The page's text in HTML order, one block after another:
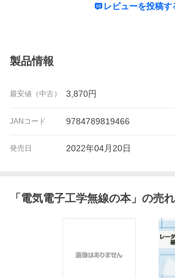
レビューを投稿す
製品情報
最安値（中古） 3,870円
JANコード 9784789819466
発売日 2022年04月20日
「 電気電子工学無線の本」の売